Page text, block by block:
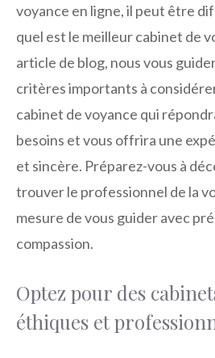
voyance en ligne, il peut être
quel est le meilleur cabinet de
article de blog, nous vous
critères importants à
cabinet de voyance qui
besoins et vous offrira une
et sincère. Préparez-vous à
trouver le professionnel de la
mesure de vous guider avec
compassion.
Optez pour des
éthiques et